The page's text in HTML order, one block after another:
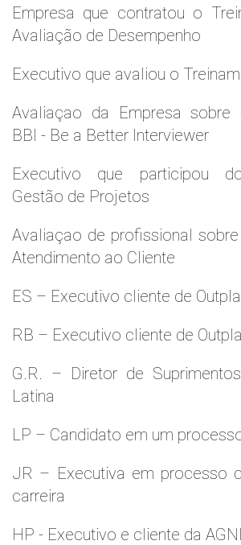
Empresa que contratou o
Avaliação de Desempenho
Executivo que avaliou o
Avaliaçao da Empresa sobre
BBI - Be a Better Interviewer
Executivo que participou
Gestão de Projetos
Avaliaçao de profissional
Atendimento ao Cliente
ES – Executivo cliente de
RB – Executivo cliente de
G.R. – Diretor de
Latina
LP – Candidato em um
JR – Executiva em processo
carreira
HP - Executivo e cliente da